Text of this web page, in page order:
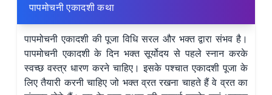
पापमोचनी एकादशी कथा
पापमोचनी एकादशी की पूजा विधि सरल और भक्त द्वारा संभव है।
पापमोचनी एकादशी के दिन भक्त सूर्योदय से पहले स्नान करके
स्वच्छ वस्त्र धारण करने चाहिए। इसके पश्चात एकादशी पूजा के
लिए तैयारी करनी चाहिए जो भक्त व्रत रखना चाहते हैं वे व्रत का